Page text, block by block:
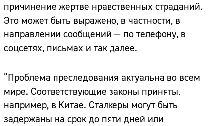
причинение жертве нравственных страданий.
Это может быть выражено, в частности, в
направлении сообщений — по телефону, в
соцсетях, письмах и так далее.
“Проблема преследования актуальна во всем
мире. Соответствующие законы приняты,
например, в Китае. Сталкеры могут быть
задержаны на срок до пяти дней или